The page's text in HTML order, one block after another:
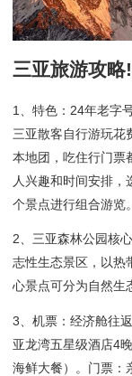
三亚旅游攻略
1、特色：24年老字
三亚散客自行游玩花
本地团，吃住行门票
人兴趣和时间安排
个景点进行组合游览。
2、三亚森林公园核
志性生态景区，以热
心景点可分为自然生
3、机票：经济舱往
亚龙湾五星级酒店4
海鲜大餐）。门票：